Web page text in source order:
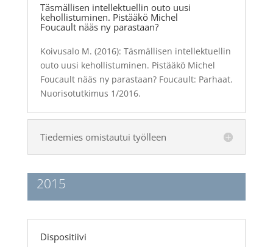
Täsmällisen intellektuellin outo uusi
kehollistuminen. Pistääkö Michel
Foucault nääs ny parastaan?
Koivusalo M. (2016): Täsmällisen intellektuellin
outo uusi kehollistuminen. Pistääkö Michel
Foucault nääs ny parastaan? Foucault: Parhaat.
Nuorisotutkimus 1/2016.
Tiedemies omistautui työlleen
2015
Dispositiivi